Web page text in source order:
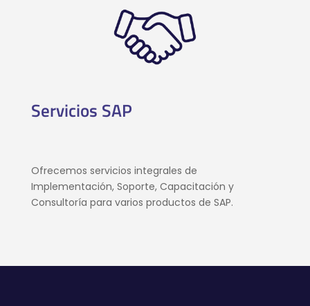
Servicios SAP
Ofrecemos servicios integrales de
Implementación, Soporte, Capacitación y
Consultoría para varios productos de SAP.